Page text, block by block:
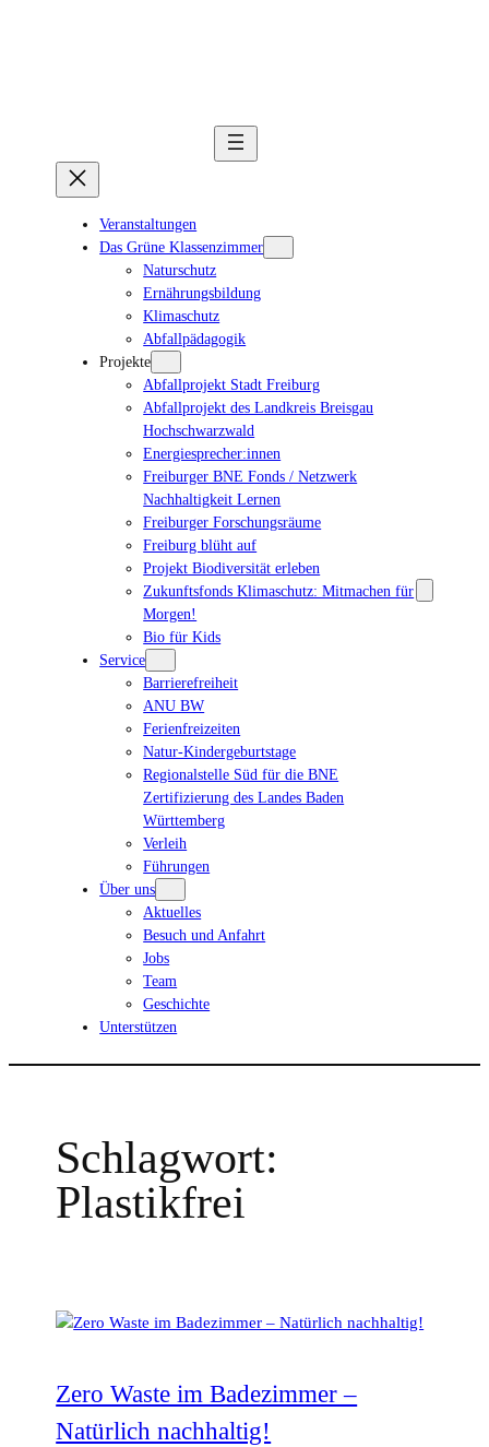
Veranstaltungen
Das Grüne Klassenzimmer
Naturschutz
Ernährungsbildung
Klimaschutz
Abfallpädagogik
Projekte
Abfallprojekt Stadt Freiburg
Abfallprojekt des Landkreis Breisgau
Hochschwarzwald
Energiesprecher:innen
Freiburger BNE Fonds / Netzwerk
Nachhaltigkeit Lernen
Freiburger Forschungsräume
Freiburg blüht auf
Projekt Biodiversität erleben
Zukunftsfonds Klimaschutz: Mitmachen für
Morgen!
Bio für Kids
Service
Barrierefreiheit
ANU BW
Ferienfreizeiten
Natur-Kindergeburtstage
Regionalstelle Süd für die BNE
Zertifizierung des Landes Baden
Württemberg
Verleih
Führungen
Über uns
Aktuelles
Besuch und Anfahrt
Jobs
Team
Geschichte
Unterstützen
Schlagwort:
Plastikfrei
Zero Waste im Badezimmer –
Natürlich nachhaltig!